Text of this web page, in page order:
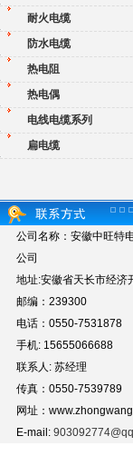
耐火电缆
防水电缆
热电阻
热电偶
电线电缆系列
扁电缆
公司名称：安徽中旺特
公司
地址:安徽省天长市经济
邮编：239300
电话：0550-7531878
手机: 15655066688
联系人: 苏经理
传真：0550-7539789
网址：
E-mail: